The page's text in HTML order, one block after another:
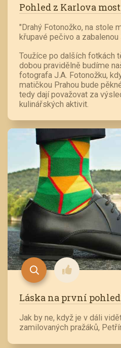
Pohled z Karlova
"Drahý Fotonožko, na stole
křupavé pečivo a zabalenou
Toužíce po dalších fotkách
dobou pravidělně budíme
fotografa J.A. Fotonožku,
matičkou Prahou bude
tedy dají považovat za
kulinářských aktivit.
Láska na první
Jak by ne, když je v dáli
zamilovaných pražáků,